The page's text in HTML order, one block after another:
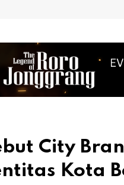
City
Kota